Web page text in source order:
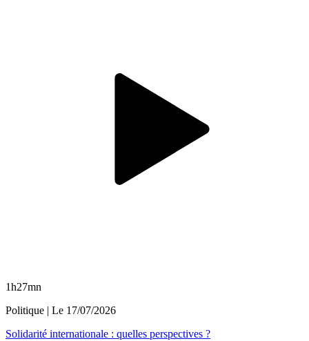
1h27mn
Politique | Le 17/07/2026
Solidarité internationale : quelles perspectives ?